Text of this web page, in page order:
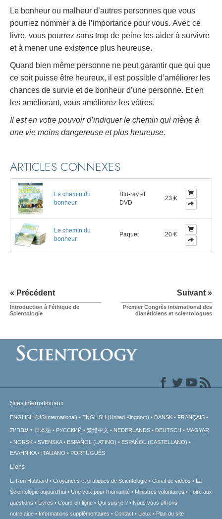
Le bonheur ou malheur d’autres personnes que vous
pourriez nommer a de l’importance pour vous. Avec ce
livre, vous pourrez sans trop de peine les aider à survivre
et à mener une existence plus heureuse.
Quand bien même personne ne peut garantir que qui que
ce soit puisse être heureux, il est possible d’améliorer les
chances de survie et de bonheur d’une personne. Et en
les améliorant, vous améliorez les vôtres.
Il est en votre pouvoir d’indiquer le chemin qui mène à
une vie moins dangereuse et plus heureuse.
ARTICLES CONNEXES
Le chemin du
bonheur
Blu-ray et
DVD
23 €
Le chemin du
bonheur
Paquet 20 €
« Précédent
Introduction à l’éthique de
Scientologie
Suivant »
Premier Congrès international des
dianéticiens et scientologues
Sites internationaux
ENGLISH (US/International) ENGLISH (United Kingdom) DANSK FRANÇAIS
עברית 日本語 РУССКИЙ 繁體中文 NEDERLANDS DEUTSCH
MAGYAR
NORSK
SVENSKA ESPAÑOL (LATINO)
ESPAÑOL (CASTELLANO)
ΕΛΛΗΝΙΚA
ITALIANO PORTUGUÊS
Liens
L. Ron Hubbard Croyances et pratiques de Scientologie Canal de vidéos
La
Scientologie aujourd’hui
Une voix pour l’humanité Ministres volontaires
Foire aux
questions
Livres Cours en ligne Qui suis-je ?
Nous vous offrons
notre aide
Informations supplémentaires Contact Lieux Plan du site